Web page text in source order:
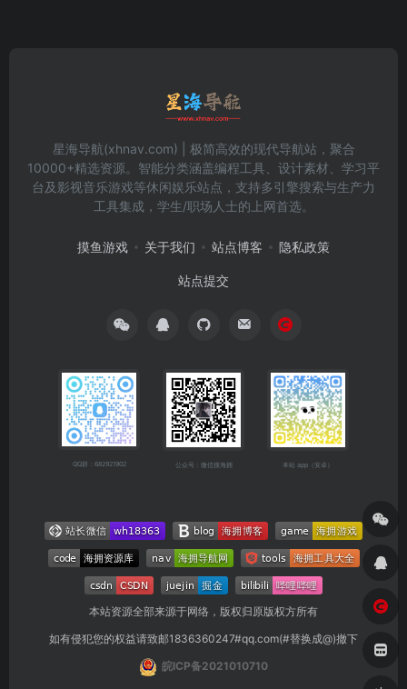
星海导航(xhnav.com) | 极简高效的现代导航站，聚合
10000+精选资源。智能分类涵盖编程工具、设计素材、学习平
台及影视音乐游戏等休闲娱乐站点，支持多引擎搜索与生产力
工具集成，学生/职场人士的上网首选。
摸鱼游戏 关于我们 站点博客 隐私政策
站点提交
QQ群：682921902 公众号：微信搜海拥 本站 app（安卓）
本站资源全部来源于网络，版权归原版权方所有
如有侵犯您的权益请致邮1836360247#qq.com(#替换成@)撤下
皖ICP备2021010710